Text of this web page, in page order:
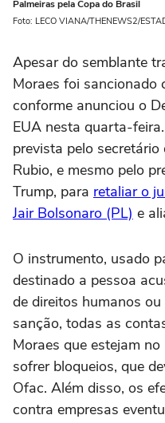
Palmeiras pela Copa do Brasil
Foto: LECO VIANA/THENEWS2/
Apesar do semblante
Moraes foi sancionado
conforme anunciou o
EUA nesta quarta-
prevista pelo
Rubio, e mesmo pelo
Trump, para retaliar o
Jair Bolsonaro (PL) e
O instrumento, usado
destinado a pessoa
de direitos humanos
sanção, todas as
Moraes que estejam
sofrer bloqueios, que
Ofac. Além disso, os
contra empresas